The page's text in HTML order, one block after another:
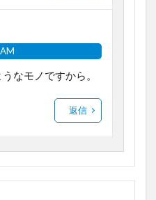
なモノですから。
返信